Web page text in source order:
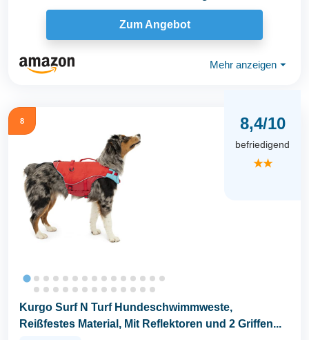
DFD X...
Zum Angebot
Mehr anzeigen ⏷
8 8,4/10
befriedigend
★★
Kurgo Surf N Turf Hundeschwimmweste,
Reißfestes Material, Mit Reflektoren und 2 Griffen...